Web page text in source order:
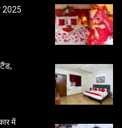
2025
में